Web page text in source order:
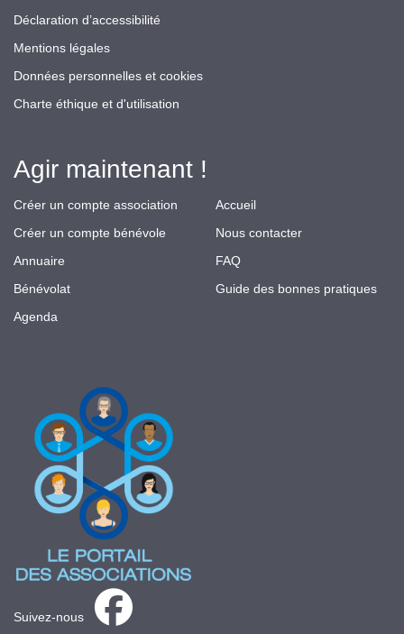
Suivez-nous
Déclaration d’accessibilité
Mentions légales
Données personnelles et cookies
Charte éthique et d'utilisation
Agir maintenant !
Créer un compte association
Créer un compte bénévole
Annuaire
Bénévolat
Agenda
Accueil
Nous contacter
FAQ
Guide des bonnes pratiques